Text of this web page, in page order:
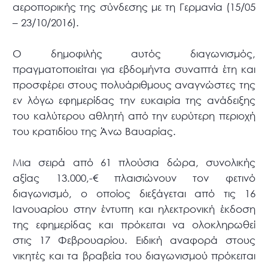
αεροπορικής της σύνδεσης με τη Γερμανία (15/05
– 23/10/2016).
O δημοφιλής αυτός διαγωνισμός,
πραγματοποιείται για εβδομήντα συναπτά έτη και
προσφέρει στους πολυάριθμους αναγνώστες της
εν λόγω εφημερίδας την ευκαιρία της ανάδειξης
του καλύτερου αθλητή από την ευρύτερη περιοχή
του κρατιδίου της Άνω Βαυαρίας.
Μια σειρά από 61 πλούσια δώρα, συνολικής
αξίας 13.000,-€ πλαισιώνουν τον φετινό
διαγωνισμό, ο οποίος διεξάγεται από τις 16
Ιανουαρίου στην έντυπη και ηλεκτρονική έκδοση
της εφημερίδας και πρόκειται να ολοκληρωθεί
στις 17 Φεβρουαρίου. Ειδική αναφορά στους
νικητές και τα βραβεία του διαγωνισμού πρόκειται